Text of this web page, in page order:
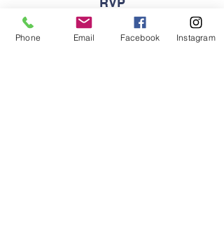
SCIENCE - komplexní přírodovědný
předmět
Phone Email Facebook Instagram